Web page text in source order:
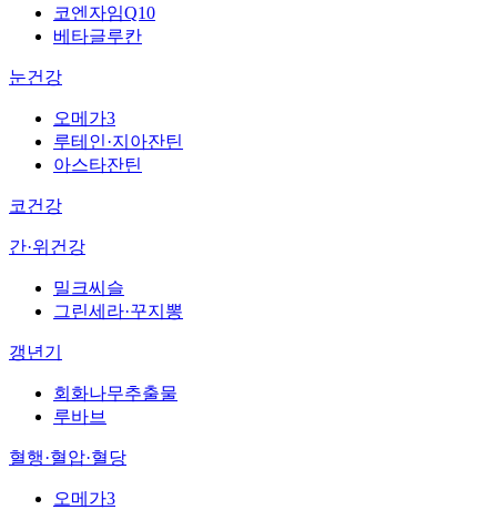
코엔자임Q10
베타글루칸
눈건강
오메가3
루테인·지아잔틴
아스타잔틴
코건강
간·위건강
밀크씨슬
그린세라·꾸지뽕
갱년기
회화나무추출물
루바브
혈행·혈압·혈당
오메가3